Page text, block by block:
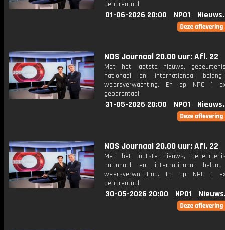
gebarentaal.
01-06-2026 20:00 NPO1
NOS Journaal 20.00 uur: Afl. 22
Met het laatste nieuws,
nationaal en internationaal
weersverwachting. En op NPO 1
gebarentaal.
31-05-2026 20:00 NPO1
NOS Journaal 20.00 uur: Afl. 22
Met het laatste nieuws,
nationaal en internationaal
weersverwachting. En op NPO 1
gebarentaal.
30-05-2026 20:00 NPO1